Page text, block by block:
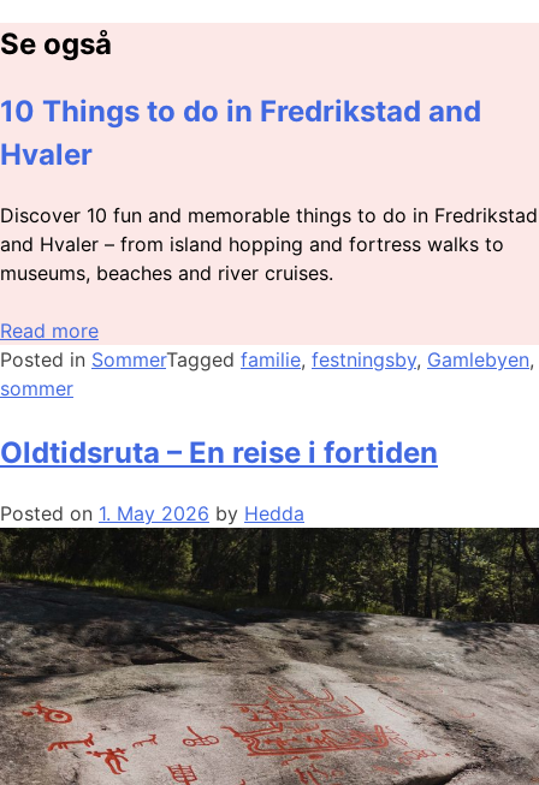
Se også
10 Things to do in Fredrikstad and
Hvaler
Discover 10 fun and memorable things to do in Fredrikstad
and Hvaler – from island hopping and fortress walks to
museums, beaches and river cruises.
Read more
Posted in SommerTagged familie, festningsby, Gamlebyen,
sommer
Oldtidsruta – En reise i fortiden
Posted on 1. May 2026 by Hedda